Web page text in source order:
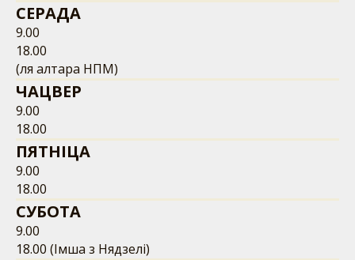
СЕРАДА
9.00
18.00
(ля алтара НПМ)
ЧАЦВЕР
9.00
18.00
ПЯТНІЦА
9.00
18.00
СУБОТА
9.00
18.00 (Імша з Нядзелі)